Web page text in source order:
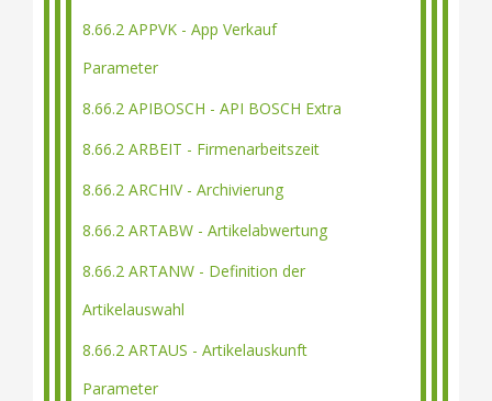
8.66.2 APPVK - App Verkauf
Parameter
8.66.2 APIBOSCH - API BOSCH Extra
8.66.2 ARBEIT - Firmenarbeitszeit
8.66.2 ARCHIV - Archivierung
8.66.2 ARTABW - Artikelabwertung
8.66.2 ARTANW - Definition der
Artikelauswahl
8.66.2 ARTAUS - Artikelauskunft
Parameter